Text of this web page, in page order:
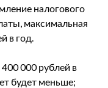
налогового
максимальная
в год.
000 рублей в
будет меньше;